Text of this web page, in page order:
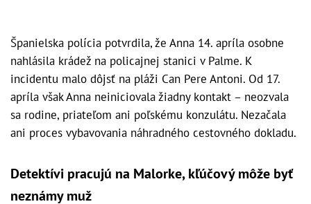
Španielska polícia potvrdila, že Anna 14. apríla osobne
nahlásila krádež na policajnej stanici v Palme. K
incidentu malo dôjsť na pláži Can Pere Antoni. Od 17.
apríla však Anna neiniciovala žiadny kontakt – neozvala
sa rodine, priateľom ani poľskému konzulátu. Nezačala
ani proces vybavovania náhradného cestovného dokladu.
Detektívi pracujú na Malorke, kľúčový môže byť
neznámy muž